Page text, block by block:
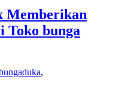
Memberikan
Toko bunga
,